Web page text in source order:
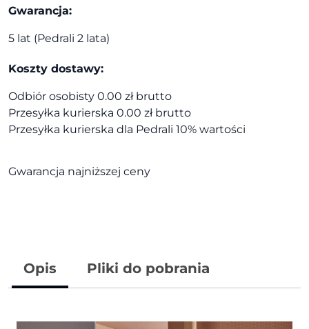
Gwarancja:
5 lat (Pedrali 2 lata)
Koszty dostawy:
Odbiór osobisty 0.00 zł brutto
Przesyłka kurierska 0.00 zł brutto
Przesyłka kurierska dla Pedrali 10% wartości
Gwarancja najniższej ceny
Opis Pliki do pobrania